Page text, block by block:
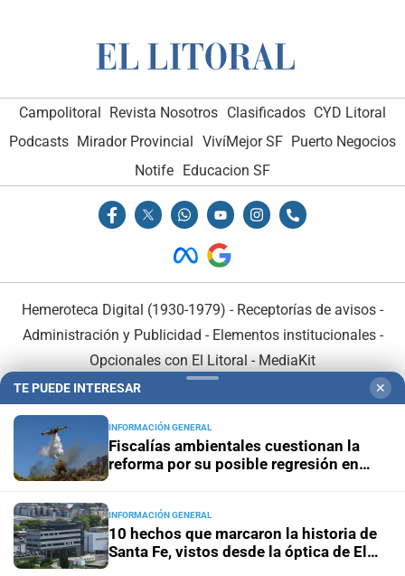
Campolitoral Revista Nosotros Clasificados CYD Litoral
Podcasts Mirador Provincial VivíMejor SF Puerto Negocios
Notife
Educacion SF
Hemeroteca Digital (1930-1979) - Receptorías de avisos -
Administración y Publicidad - Elementos institucionales-
Opcionales con El Litoral - MediaKit
En Asociación con:
TE PUEDE INTERESAR ✕
INFORMACIÓN GENERAL
Fiscalías ambientales cuestionan la
reforma por su posible regresión en
INFORMACIÓN GENERAL
10 hechos que marcaron la historia de
Santa Fe, vistos desde la óptica de El